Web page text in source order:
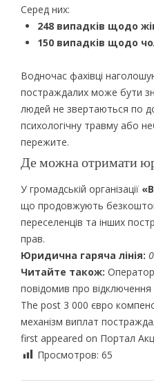
Серед них:
248 випадків щодо
150 випадків щодо
Водночас фахівці
постраждалих може бути
людей не звертаються по
психологічну травму або
пережите.
Де можна отримати
У громадській організації
що продовжують
переселенців та інших
прав.
Юридична гаряча лінія:
Читайте також: Оператор
повідомив про відключення
The post 3 000 євро
механізм виплат
first appeared on Портал
Просмотров: 65